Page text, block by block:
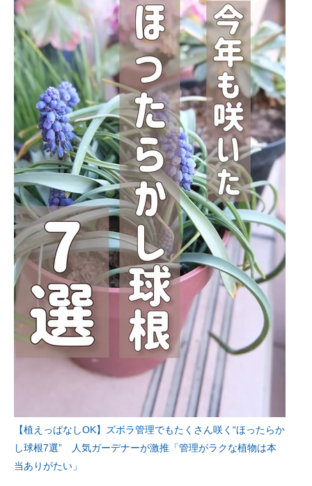
【植えっぱなしOK】ズボラ管理でもたくさん咲く“ほったらか
し球根7選” 人気ガーデナーが激推「管理がラクな植物は本
当ありがたい」